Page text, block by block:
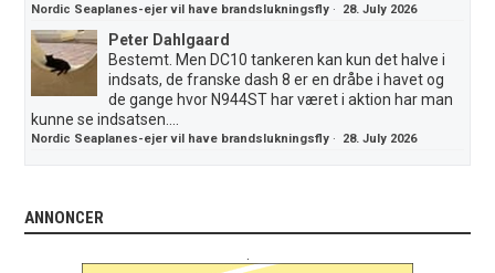
Nordic Seaplanes-ejer vil have brandslukningsfly · 28. July 2026
Peter Dahlgaard
Bestemt. Men DC10 tankeren kan kun det halve i
indsats, de franske dash 8 er en dråbe i havet og
de gange hvor N944ST har været i aktion har man
kunne se indsatsen....
Nordic Seaplanes-ejer vil have brandslukningsfly · 28. July 2026
ANNONCER